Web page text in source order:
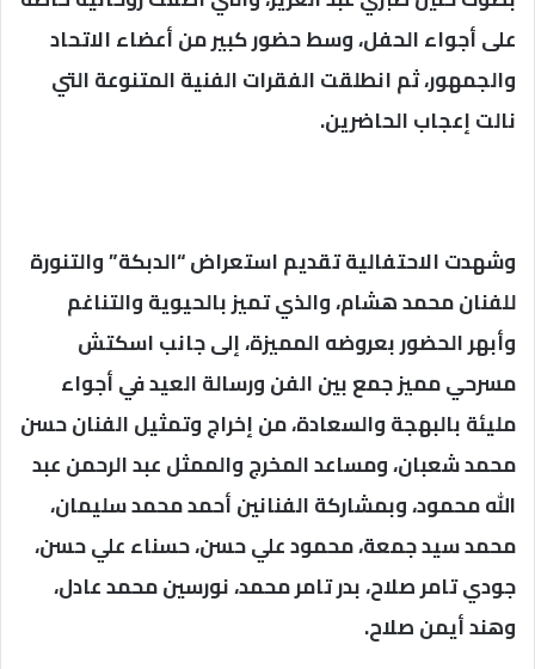
على أجواء الحفل، وسط حضور كبير من أعضاء الاتحاد
والجمهور، ثم انطلقت الفقرات الفنية المتنوعة التي
نالت إعجاب الحاضرين.
وشهدت الاحتفالية تقديم استعراض “الدبكة” والتنورة
للفنان محمد هشام، والذي تميز بالحيوية والتناغم
وأبهر الحضور بعروضه المميزة، إلى جانب اسكتش
مسرحي مميز جمع بين الفن ورسالة العيد في أجواء
مليئة بالبهجة والسعادة، من إخراج وتمثيل الفنان حسن
محمد شعبان، ومساعد المخرج والممثل عبد الرحمن عبد
الله محمود، وبمشاركة الفنانين أحمد محمد سليمان،
محمد سيد جمعة، محمود علي حسن، حسناء علي حسن،
جودي تامر صلاح، بدر تامر محمد، نورسين محمد عادل،
وهند أيمن صلاح.